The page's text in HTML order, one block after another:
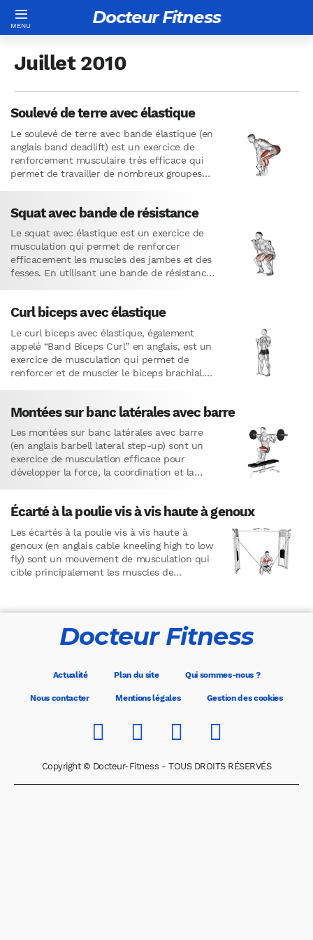
Docteur Fitness
Juillet 2010
Soulevé de terre avec élastique
Le soulevé de terre avec bande élastique (en
anglais band deadlift) est un exercice de
renforcement musculaire très efficace qui
permet de travailler de nombreux groupes
Squat avec bande de résistance
Le squat avec élastique est un exercice de
musculation qui permet de renforcer
efficacement les muscles des jambes et des
fesses. En utilisant une bande de résistance
Curl biceps avec élastique
Le curl biceps avec élastique, également
appelé “Band Biceps Curl” en anglais, est un
exercice de musculation qui permet de
renforcer et de muscler le biceps brachial.
Montées sur banc latérales avec barre
Les montées sur banc latérales avec barre
(en anglais barbell lateral step-up) sont un
exercice de musculation efficace pour
développer la force, la coordination et la
Écarté à la poulie vis à vis haute à genoux
Les écartés à la poulie vis à vis haute à
genoux (en anglais cable kneeling high to low
fly) sont un mouvement de musculation qui
cible principalement les muscles de…
Docteur Fitness
Actualité Plan du site Qui sommes-nous ?
Nous contacter Mentions légales Gestion des cookies
Copyright © Docteur-Fitness - TOUS DROITS RÉSERVÉS